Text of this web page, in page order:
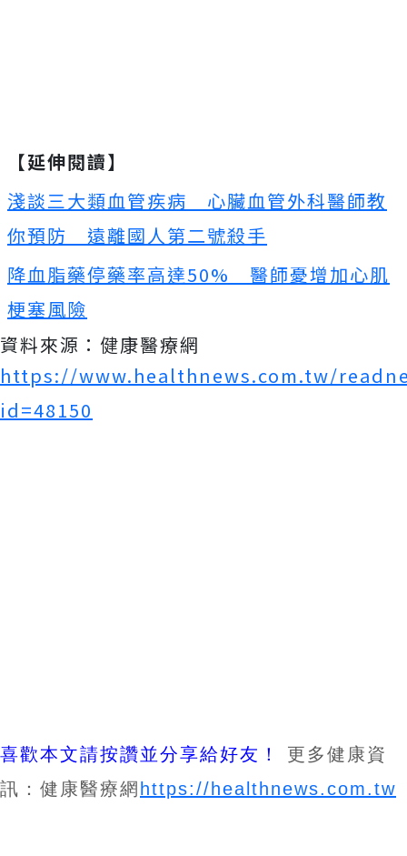
【延伸閱讀】
淺談三大類血管疾病 心臟血管外科醫師教
你預防 遠離國人第二號殺手
降血脂藥停藥率高達50% 醫師憂增加心肌
梗塞風險
資料來源：健康醫療網
https://www.healthnews.com.tw/
id=48150
喜歡本文請按讚並分享給好友！
更多健康資
訊：健康醫療網 https://healthnews.com.tw